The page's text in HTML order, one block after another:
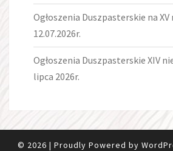
Ogłoszenia Duszpasterskie na XV
12.07.2026r.
Ogłoszenia Duszpasterskie XIV
lipca 2026r.
© 2026 | Proudly Powered by